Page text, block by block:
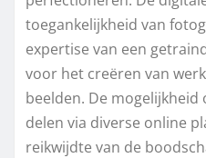
toegankelijkheid van
expertise van een
voor het creëren van
beelden. De
delen via diverse online
reikwijdte van de